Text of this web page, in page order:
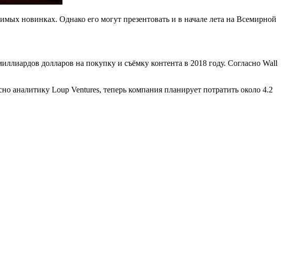
новинках. Однако его могут презентовать и в начале лета на Всемирной
долларов на покупку и съёмку контента в 2018 году. Согласно Wall
Loup Ventures, теперь компания планирует потратить около 4.2